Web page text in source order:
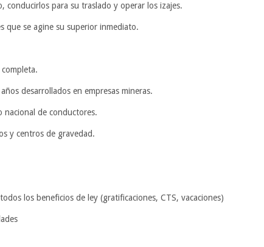
conducirlos para su traslado y operar los izajes.
que se agine su superior inmediato.
desarrollados en empresas mineras.
nacional de conductores.
y centros de gravedad.
los beneficios de ley (gratificaciones, CTS, vacaciones)